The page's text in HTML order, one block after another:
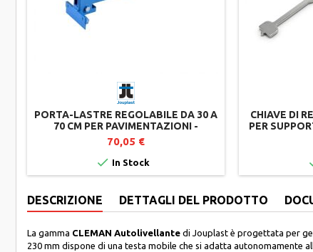
PORTA-LASTRE REGOLABILE DA 30 A
70 CM PER PAVIMENTAZIONI -
JOUPLAST
70,05 €
 In Stock
CHIAVE DI
PER
DESCRIZIONE DETTAGLI DEL PRODOTTO
La gamma CLEMAN Autolivellante di Jouplast è progettata per
230 mm dispone di una testa mobile che si adatta autonomamente